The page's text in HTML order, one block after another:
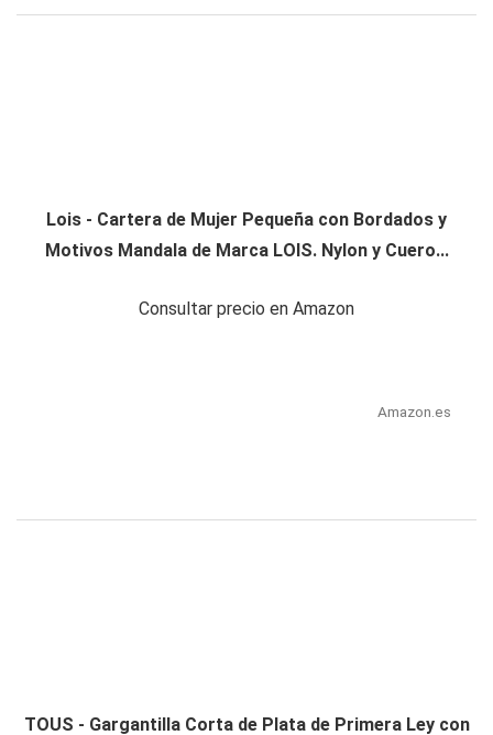
Lois - Cartera de Mujer Pequeña con Bordados y
Motivos Mandala de Marca LOIS. Nylon y Cuero...
Consultar precio en Amazon
Amazon.es
TOUS - Gargantilla Corta de Plata de Primera Ley con